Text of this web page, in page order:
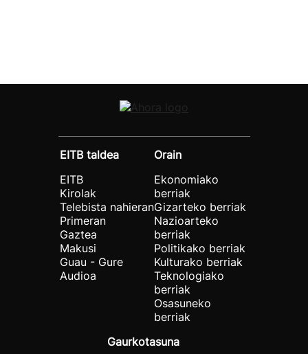
EITB taldea
EITB
Kirolak
Telebista nahieran
Primeran
Gaztea
Makusi
Guau - Gure
Audioa
Orain
Ekonomiako
berriak
Gizarteko berriak
Nazioarteko
berriak
Politikako berriak
Kulturako berriak
Teknologiako
berriak
Osasuneko
berriak
Gaurkotasuna